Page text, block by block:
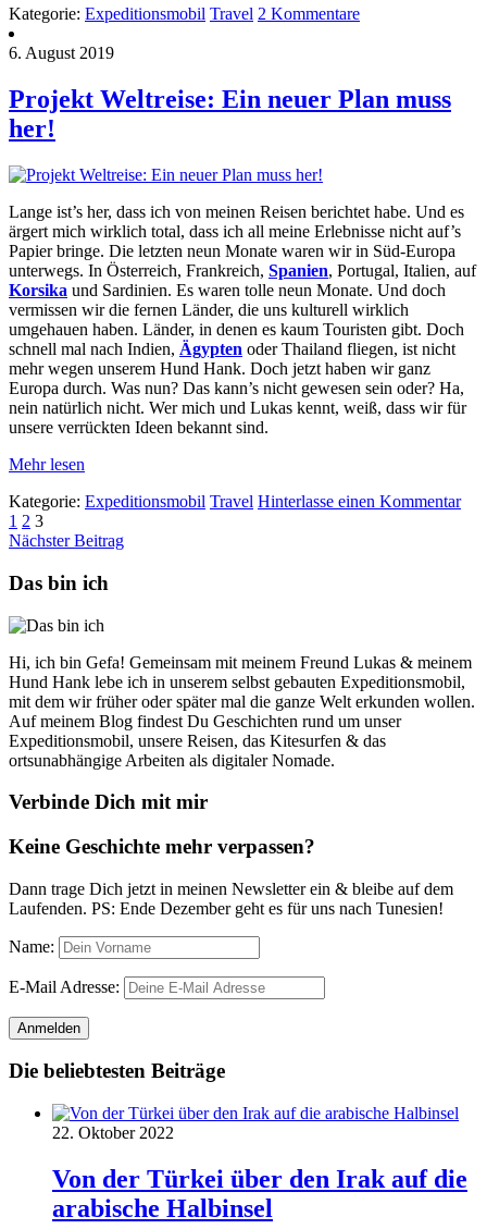
Kategorie: Expeditionsmobil Travel 2 Kommentare
6. August 2019
Projekt Weltreise: Ein neuer Plan muss
her!
Lange ist’s her, dass ich von meinen Reisen berichtet habe. Und es
ärgert mich wirklich total, dass ich all meine Erlebnisse nicht auf’s
Papier bringe. Die letzten neun Monate waren wir in Süd-Europa
unterwegs. In Österreich, Frankreich, Spanien, Portugal, Italien, auf
Korsika und Sardinien. Es waren tolle neun Monate. Und doch
vermissen wir die fernen Länder, die uns kulturell wirklich
umgehauen haben. Länder, in denen es kaum Touristen gibt. Doch
schnell mal nach Indien, Ägypten oder Thailand fliegen, ist nicht
mehr wegen unserem Hund Hank. Doch jetzt haben wir ganz
Europa durch. Was nun? Das kann’s nicht gewesen sein oder? Ha,
nein natürlich nicht. Wer mich und Lukas kennt, weiß, dass wir für
unsere verrückten Ideen bekannt sind.
Mehr lesen
Kategorie: Expeditionsmobil Travel Hinterlasse einen Kommentar
Beitragsnavigation
1 2 3
Nächster Beitrag
Das bin ich
Hi, ich bin Gefa! Gemeinsam mit meinem Freund Lukas & meinem
Hund Hank lebe ich in unserem selbst gebauten Expeditionsmobil,
mit dem wir früher oder später mal die ganze Welt erkunden wollen.
Auf meinem Blog findest Du Geschichten rund um unser
Expeditionsmobil, unsere Reisen, das Kitesurfen & das
ortsunabhängige Arbeiten als digitaler Nomade.
Verbinde Dich mit mir
Keine Geschichte mehr verpassen?
Dann trage Dich jetzt in meinen Newsletter ein & bleibe auf dem
Laufenden. PS: Ende Dezember geht es für uns nach Tunesien!
Name:
E-Mail Adresse:
Die beliebtesten Beiträge
22. Oktober 2022
Von der Türkei über den Irak auf die
arabische Halbinsel